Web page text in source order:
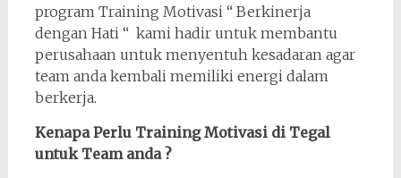
program Training Motivasi “ Berkinerja
dengan Hati “ kami hadir untuk membantu
perusahaan untuk menyentuh kesadaran agar
team anda kembali memiliki energi dalam
berkerja.
Kenapa Perlu Training Motivasi di Tegal
untuk Team anda ?